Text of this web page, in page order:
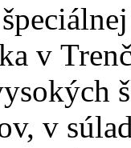
v
v